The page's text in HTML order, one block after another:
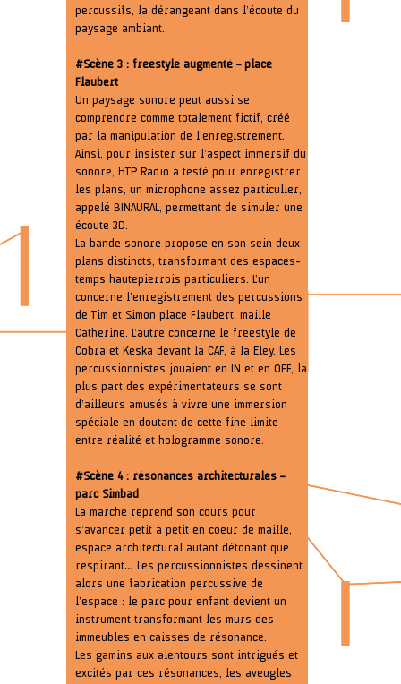
percussifs, la dérangeant dans l’écoute du
paysage ambiant.
#Scène 3 : freestyle augmenté – place
Flaubert
Un paysage sonore peut aussi se
comprendre comme totalement fictif, créé
par la manipulation de l’enregistrement.
Ainsi, pour insister sur l’aspect immersif du
sonore, HTP Radio a testé pour enregistrer
les plans, un microphone assez particulier,
appelé BINAURAL, permettant de simuler une
écoute 3D.
La bande sonore propose en son sein deux
plans distincts, transformant des espaces-
temps hautepierrois particuliers. L’un
concerne l’enregistrement des percussions
de Tim et Simon place Flaubert, maille
Catherine. L’autre concerne le freestyle de
Cobra et Keska devant la CAF, à la Eley. Les
percussionnistes jouaient en IN et en OFF, la
plus part des expérimentateurs se sont
d’ailleurs amusés à vivre une immersion
spéciale en doutant de cette fine limite
entre réalité et hologramme sonore.
#Scène 4 : résonances architecturales –
parc Simbad
La marche reprend son cours pour
s’avancer petit à petit en coeur de maille,
espace architectural autant détonant que
respirant… Les percussionnistes dessinent
alors une fabrication percussive de
l’espace : le parc pour enfant devient un
instrument transformant les murs des
immeubles en caisses de résonance.
Les gamins aux alentours sont intrigués et
excités par ces résonances, les aveugles